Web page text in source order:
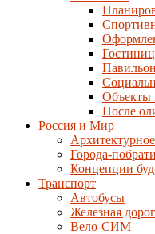
Объекты
После
Россия и Мир
Города-
Концепции
Транспорт
Автобусы
Железная
Вело-СИМ